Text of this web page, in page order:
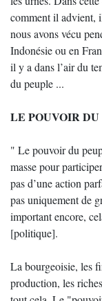
comment il advient,
nous avons vécu
Indonésie ou en
il y a dans l’air du
du peuple ...
LE POUVOIR
" Le pouvoir du
masse pour
pas d’une action
pas uniquement de
important encore,
[politique].
La bourgeoisie, les
production, les